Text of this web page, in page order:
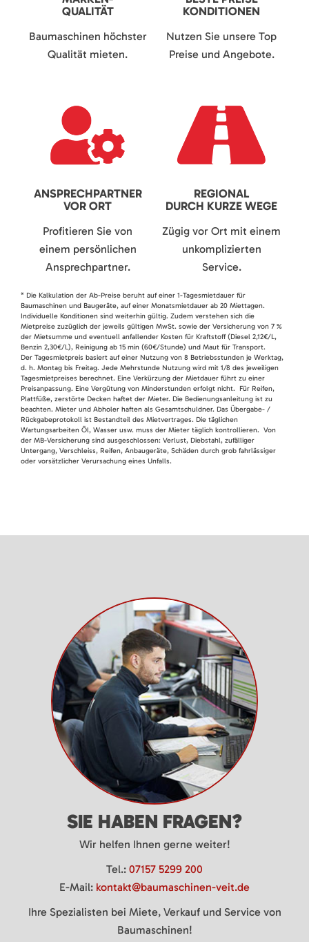
QUALITÄT
Baumaschinen höchster
Qualität mieten.
KONDITIONEN
Nutzen Sie unsere Top
Preise und Angebote.
ANSPRECHPARTNER
VOR ORT
Profitieren Sie von
einem persönlichen
Ansprechpartner.
REGIONAL
DURCH KURZE WEGE
Zügig vor Ort mit einem
unkomplizierten
Service.
* Die Kalkulation der Ab-Preise beruht auf einer 1-Tagesmietdauer für
Baumaschinen und Baugeräte, auf einer Monatsmietdauer ab 20 Miettagen.
Individuelle Konditionen sind weiterhin gültig. Zudem verstehen sich die
Mietpreise zuzüglich der jeweils gültigen MwSt. sowie der Versicherung von 7 %
der Mietsumme und eventuell anfallender Kosten für Kraftstoff (Diesel 2,12€/L,
Benzin 2,30€/L), Reinigung ab 15 min (60€/Stunde) und Maut für Transport.
Der Tagesmietpreis basiert auf einer Nutzung von 8 Betriebsstunden je Werktag,
d. h. Montag bis Freitag. Jede Mehrstunde Nutzung wird mit 1/8 des jeweiligen
Tagesmietpreises berechnet. Eine Verkürzung der Mietdauer führt zu einer
Preisanpassung. Eine Vergütung von Minderstunden erfolgt nicht. Für Reifen,
Plattfüße, zerstörte Decken haftet der Mieter. Die Bedienungsanleitung ist zu
beachten. Mieter und Abholer haften als Gesamtschuldner. Das Übergabe- /
Rückgabeprotokoll ist Bestandteil des Mietvertrages. Die täglichen
Wartungsarbeiten Öl, Wasser usw. muss der Mieter täglich kontrollieren. Von
der MB-Versicherung sind ausgeschlossen: Verlust, Diebstahl, zufälliger
Untergang, Verschleiss, Reifen, Anbaugeräte, Schäden durch grob fahrlässiger
oder vorsätzlicher Verursachung eines Unfalls.
SIE HABEN FRAGEN?
Wir helfen Ihnen gerne weiter!
Tel.: 07157 5299 200
E-Mail: kontakt@baumaschinen-veit.de
Ihre Spezialisten bei Miete, Verkauf und Service von
Baumaschinen!